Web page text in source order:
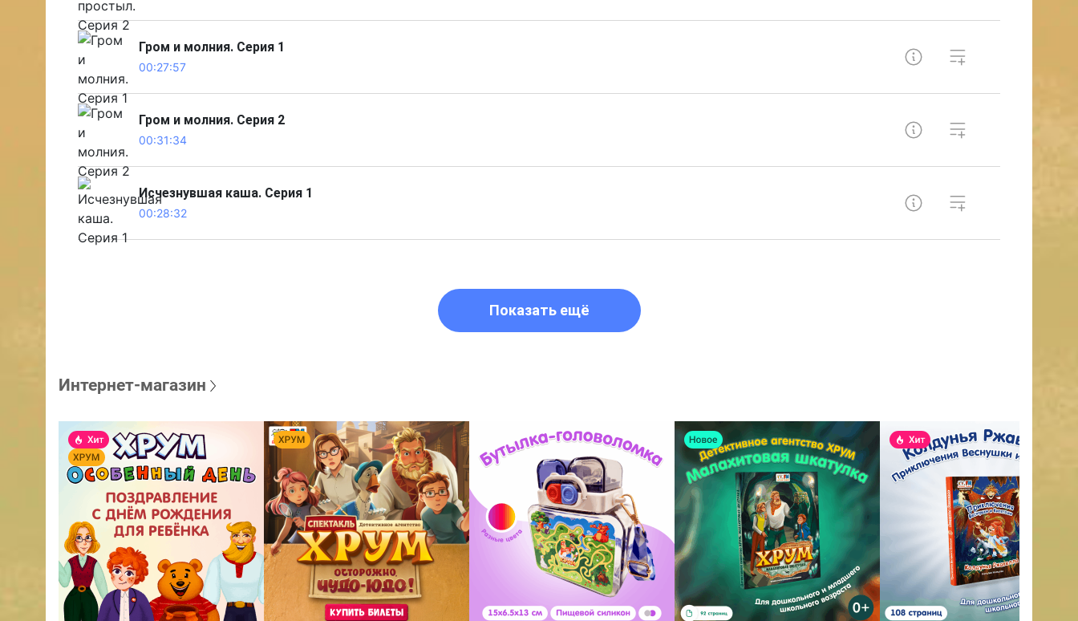
Гром и молния. Серия 1
00:27:57
Гром и молния. Серия 2
00:31:34
Исчезнувшая каша. Серия 1
00:28:32
Показать ещё
Интернет-магазин